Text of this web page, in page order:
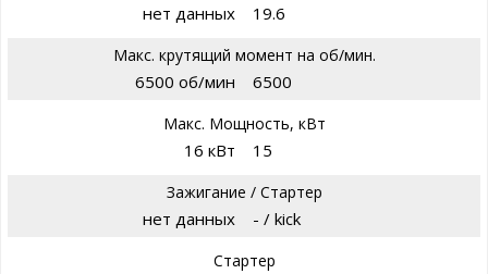
нет данных 19.6
Макс. крутящий момент на об/мин.
6500 об/мин 6500
Макс. Мощность, кВт
16 кВт 15
Зажигание / Стартер
нет данных - / kick
Стартер